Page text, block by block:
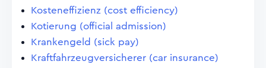
Kosteneffizienz (cost efficiency)
Kotierung (official admission)
Krankengeld (sick pay)
Kraftfahrzeugversicherer (car insurance)